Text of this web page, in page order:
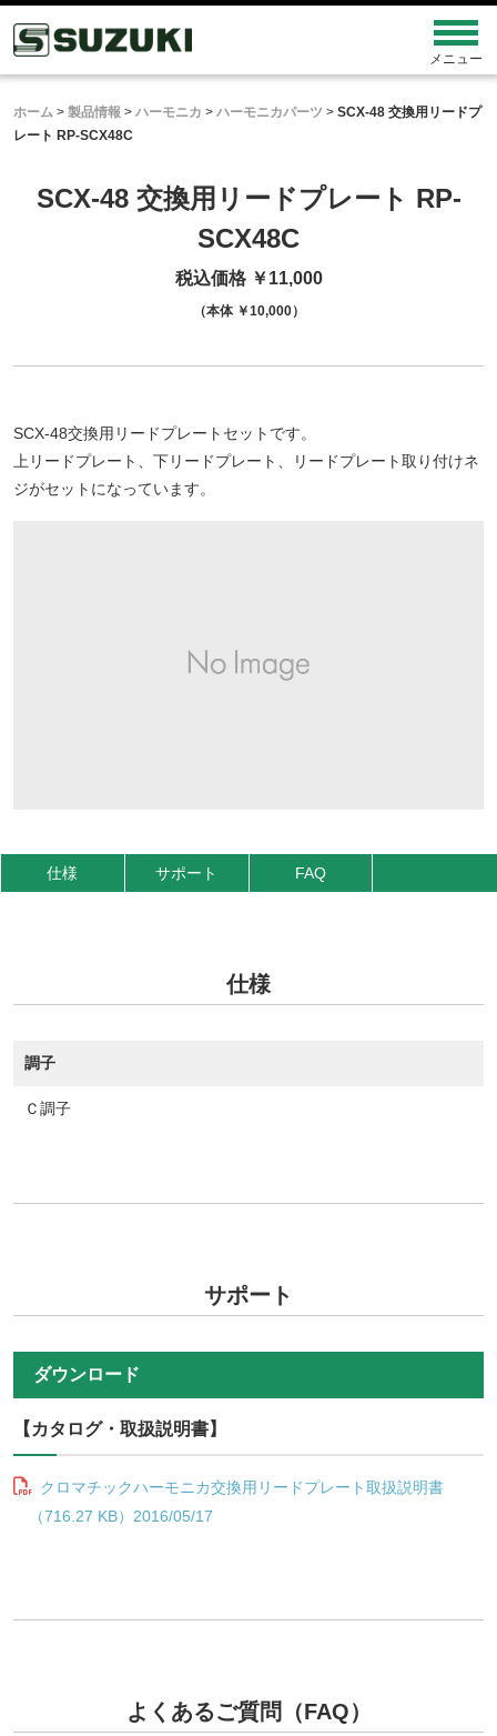
ホーム > 製品情報 > ハーモニカ > ハーモニカパーツ > SCX-48 交換用リードプ
レート RP-SCX48C
SCX-48 交換用リードプレート RP-
SCX48C
税込価格 ￥11,000
（本体 ￥10,000）
SCX-48交換用リードプレートセットです。
上リードプレート、下リードプレート、リードプレート取り付けネ
ジがセットになっています。
仕様 サポート FAQ
仕様
調子
Ｃ調子
サポート
ダウンロード
【カタログ・取扱説明書】
クロマチックハーモニカ交換用リードプレート取扱説明書
（716.27 KB）2016/05/17
よくあるご質問（FAQ）